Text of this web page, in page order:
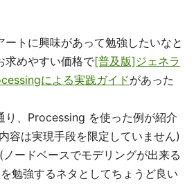
トに興味があって勉強したいなと
求めやすい価格で[普及版]ジェネラ
による実践ガイドがあった
、Processing を使った例が紹介
容は実現手段を限定していません)
(ノードベースでモデリングが出来る
勉強するネタとしてちょうど良い